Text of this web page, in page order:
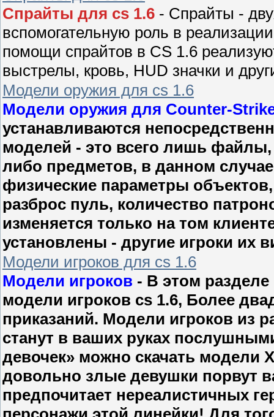
Спрайты для cs 1.6 - Спрайты -
вспомогательную роль в
помощи спрайтов в CS 1.6
выстрелы, кровь, HUD значки и
Модели оружия для cs 1.6
Модели оружия для Counter-
устанавливаются
моделей - это всего лишь файлы,
либо предметов, в данном
физические параметры объектов,
разброс пуль, количество
изменяется только на том
установлены - другие игроки их
Модели игроков для cs 1.6
Модели игроков - В этом
модели игроков cs 1.6, Более
приказаний. Модели игроков из
станут в ваших руках
девочек» можно скачать модели
довольно злые девушки порвут
предпочитает нереалистичных